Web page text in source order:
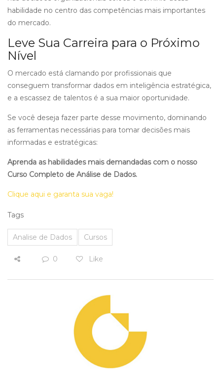
habilidade no centro das competências mais importantes
do mercado.
Leve Sua Carreira para o Próximo
Nível
O mercado está clamando por profissionais que
conseguem transformar dados em inteligência estratégica,
e a escassez de talentos é a sua maior oportunidade.
Se você deseja fazer parte desse movimento, dominando
as ferramentas necessárias para tomar decisões mais
informadas e estratégicas:
Aprenda as habilidades mais demandadas com o nosso
Curso Completo de Análise de Dados.
Clique aqui e garanta sua vaga!
Tags
Analise de Dados Cursos
0 Like